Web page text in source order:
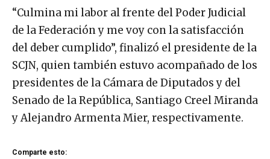
“Culmina mi labor al frente del Poder Judicial
de la Federación y me voy con la satisfacción
del deber cumplido”, finalizó el presidente de la
SCJN, quien también estuvo acompañado de los
presidentes de la Cámara de Diputados y del
Senado de la República, Santiago Creel Miranda
y Alejandro Armenta Mier, respectivamente.
Comparte esto: